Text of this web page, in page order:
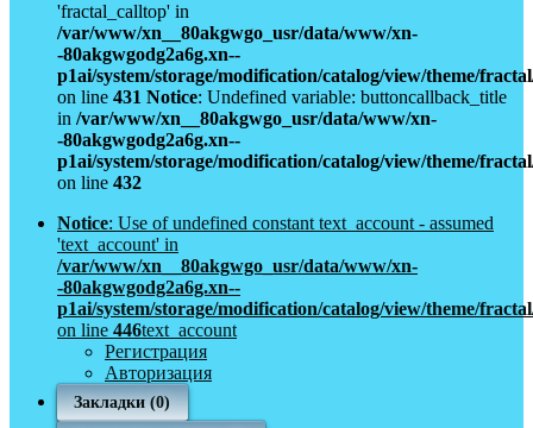
'fractal_calltop' in
/var/www/xn__80akgwgo_usr/data/www/xn-
-80akgwgodg2a6g.xn--
p1ai/system/storage/modification/catalog/view/theme/
on line 431 Notice: Undefined variable: buttoncallback_title
in /var/www/xn__80akgwgo_usr/data/www/xn-
-80akgwgodg2a6g.xn--
p1ai/system/storage/modification/catalog/view/theme/
on line 432
Notice: Use of undefined constant text_account - assumed
'text_account' in
/var/www/xn__80akgwgo_usr/data/www/xn-
-80akgwgodg2a6g.xn--
p1ai/system/storage/modification/catalog/view/theme/
on line 446text_account
Регистрация
Авторизация
Закладки (0)